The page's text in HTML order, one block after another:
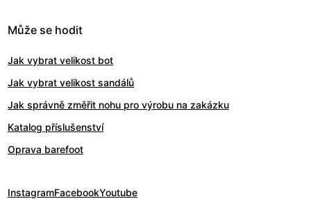
Může se hodit
Jak vybrat velikost bot
Jak vybrat velikost sandálů
Jak správně změřit nohu pro výrobu na zakázku
Katalog příslušenství
Oprava barefoot
InstagramFacebookYoutube